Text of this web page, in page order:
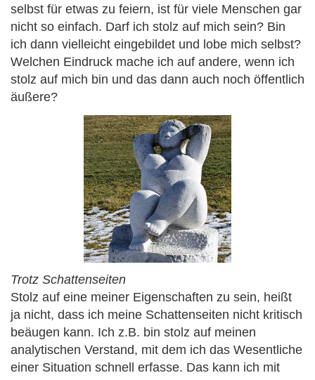
selbst für etwas zu feiern, ist für viele Menschen gar
nicht so einfach. Darf ich stolz auf mich sein? Bin
ich dann vielleicht eingebildet und lobe mich selbst?
Welchen Eindruck mache ich auf andere, wenn ich
stolz auf mich bin und das dann auch noch öffentlich
äußere?
Trotz Schattenseiten
Stolz auf eine meiner Eigenschaften zu sein, heißt
ja nicht, dass ich meine Schattenseiten nicht kritisch
beäugen kann. Ich z.B. bin stolz auf meinen
analytischen Verstand, mit dem ich das Wesentliche
einer Situation schnell erfasse. Das kann ich mit